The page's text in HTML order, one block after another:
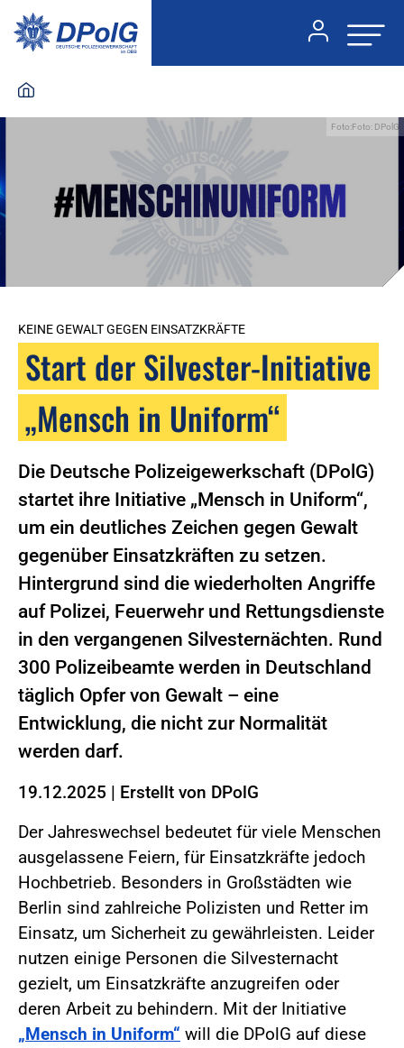
Foto:Foto: DPolG
KEINE GEWALT GEGEN EINSATZKRÄFTE
Start der Silvester-Initiative
„Mensch in Uniform“
Die Deutsche Polizeigewerkschaft (DPolG)
startet ihre Initiative „Mensch in Uniform“,
um ein deutliches Zeichen gegen Gewalt
gegenüber Einsatzkräften zu setzen.
Hintergrund sind die wiederholten Angriffe
auf Polizei, Feuerwehr und Rettungsdienste
in den vergangenen Silvesternächten. Rund
300 Polizeibeamte werden in Deutschland
täglich Opfer von Gewalt – eine
Entwicklung, die nicht zur Normalität
werden darf.
19.12.2025 | Erstellt von DPolG
Der Jahreswechsel bedeutet für viele Menschen
ausgelassene Feiern, für Einsatzkräfte jedoch
Hochbetrieb. Besonders in Großstädten wie
Berlin sind zahlreiche Polizisten und Retter im
Einsatz, um Sicherheit zu gewährleisten. Leider
nutzen einige Personen die Silvesternacht
gezielt, um Einsatzkräfte anzugreifen oder
deren Arbeit zu behindern. Mit der Initiative
„Mensch in Uniform“ will die DPolG auf diese